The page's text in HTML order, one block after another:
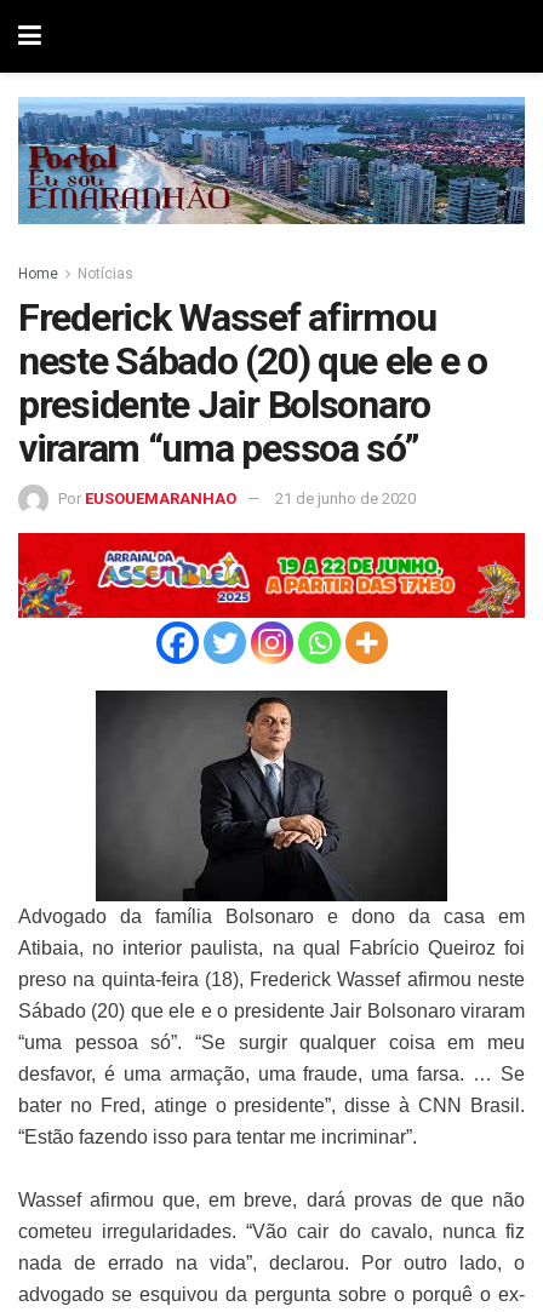
Home Notícias
Frederick Wassef afirmou
neste Sábado (20) que ele e o
presidente Jair Bolsonaro
viraram “uma pessoa só”
Por EUSOUEMARANHAO 21 de junho de 2020
Advogado da família Bolsonaro e dono da casa em
Atibaia, no interior paulista, na qual Fabrício Queiroz foi
preso na quinta-feira (18), Frederick Wassef afirmou neste
Sábado (20) que ele e o presidente Jair Bolsonaro viraram
“uma pessoa só”. “Se surgir qualquer coisa em meu
desfavor, é uma armação, uma fraude, uma farsa. … Se
bater no Fred, atinge o presidente”, disse à CNN Brasil.
“Estão fazendo isso para tentar me incriminar”.
Wassef afirmou que, em breve, dará provas de que não
cometeu irregularidades. “Vão cair do cavalo, nunca fiz
nada de errado na vida”, declarou. Por outro lado, o
advogado se esquivou da pergunta sobre o porquê o ex-